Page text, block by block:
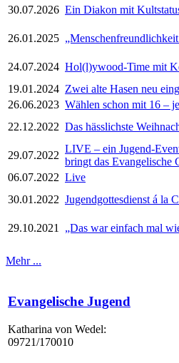
30.07.2026 Ein Diakon mit
26.01.2025
24.07.2024 Hol(l)ywood-Time mit
19.01.2024 Zwei alte Hasen neu
26.06.2023 Wählen schon mit 16 –
22.12.2022 Das hässlichste
29.07.2022
LIVE – ein Jugend-
bringt das Evangelische
06.07.2022 Live
30.01.2022 Jugendgottesdienst á la
29.10.2021
„Das war einfach mal
Mehr ...
Evangelische Jugend
Katharina von Wedel:
09721/170010